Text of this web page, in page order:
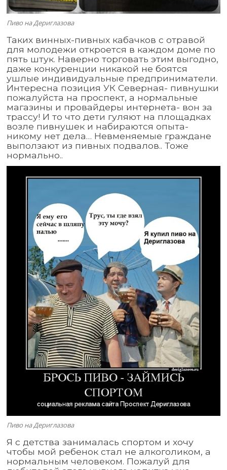
Пиво на Дериглазова
Таких винных-пивных кабачков с отравой
для молодежи откроется в каждом доме по
пять штук. Наверно торговать этим выгодно,
даже конкуренции никакой не боятся
ушлые индивидуальные предприниматели.
Интересна позиция УК Северная- пивнушки
пожалуйста на проспект, а нормальные
магазины и провайдеры интернета- вон за
трассу! И то что дети гуляют на площадках
возле пивнушек и набираются опыта-
никому нет дела… Невменяемые граждане
выползают из пивных подвалов.. Тоже
нормально..
Пиво на Дериглазова
Я с детства занималась спортом и хочу
чтобы мой ребенок стал не алкоголиком, а
нормальным человеком. Пожалуй для